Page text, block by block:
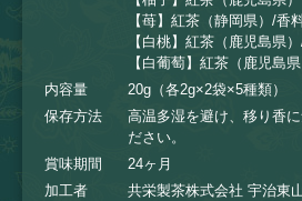
【苺】紅茶（静岡県）/香
【白桃】紅茶（鹿児島県
【白葡萄】紅茶（鹿児島
内容量
20g（各2g×2袋×5種類）
保存方法
高温多湿を避け、移り香
ださい。
賞味期間
24ヶ月
加工者
共栄製茶株式会社 宇治東